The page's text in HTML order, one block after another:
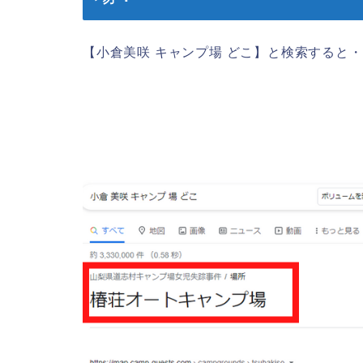
【小倉美咲 キャンプ場 どこ】と検索すると